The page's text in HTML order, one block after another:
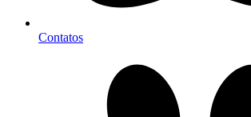
Contatos